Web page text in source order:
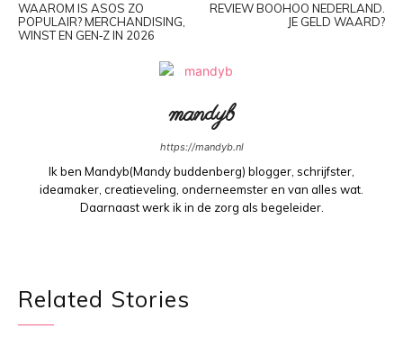
WAAROM IS ASOS ZO
POPULAIR? MERCHANDISING,
WINST EN GEN‑Z IN 2026
REVIEW BOOHOO NEDERLAND.
JE GELD WAARD?
mandyb
https://mandyb.nl
Ik ben Mandyb(Mandy buddenberg) blogger, schrijfster,
ideamaker, creatieveling, onderneemster en van alles wat.
Daarnaast werk ik in de zorg als begeleider.
Related Stories